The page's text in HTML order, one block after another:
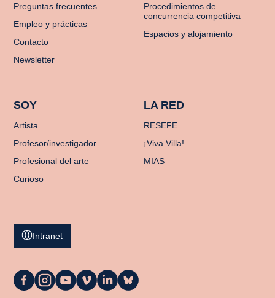
Preguntas frecuentes
Empleo y prácticas
Contacto
Newsletter
Procedimientos de
concurrencia competitiva
Espacios y alojamiento
SOY
Artista
Profesor/investigador
Profesional del arte
Curioso
LA RED
RESEFE
¡Viva Villa!
MIAS
Intranet
La
La
La
La
La
La